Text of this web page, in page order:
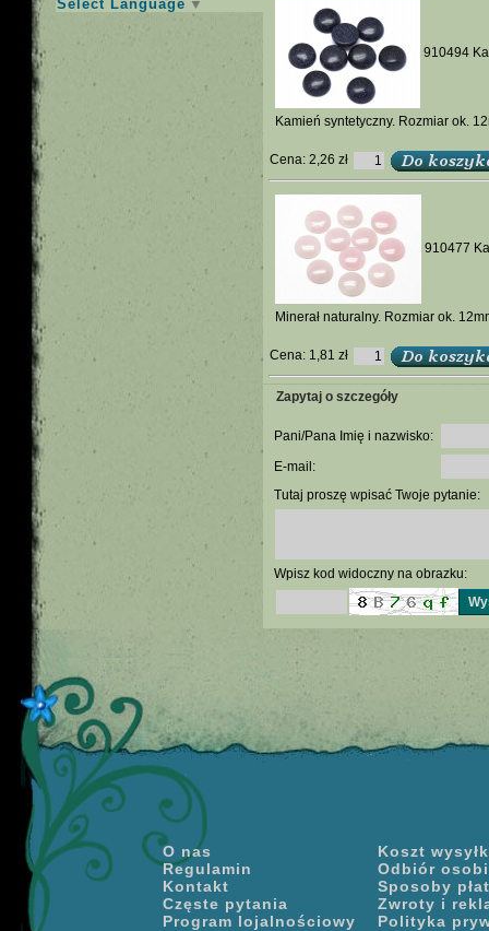
Select Language ▼
910494
Kamień syntetyczny. Rozmiar ok.
Cena: 2,26 zł
910477
Minerał naturalny. Rozmiar ok.
Cena: 1,81 zł
Zapytaj o szczegóły
Pani/Pana Imię i nazwisko:
E-mail:
Tutaj proszę wpisać Twoje pytanie:
Wpisz kod widoczny na obrazku:
O nas
Regulamin
Kontakt
Częste pytania
Program lojalnościowy
Koszt
Odbiór
Sposoby
Zwroty i
Polityka